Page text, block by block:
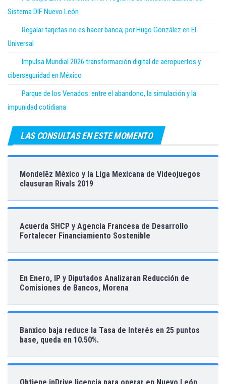
Sistema DIF Nuevo León
Regalar tarjetas no es hacer banca; por Hugo González en El
Universal
Impulsa Mundial 2026 transformación digital de aeropuertos y
ciberseguridad en México
Parque de los Venados: entre el abandono, la simulación y la
impunidad cotidiana
LAS CONSULTAS EN ESTE MOMENTO
Mondelēz México y la Liga Mexicana de Videojuegos
clausuran Rivals 2019
Acuerda SHCP y Agencia Francesa de Desarrollo
Fortalecer Financiamiento Sostenible
En Enero, IP y Diputados Analizaran Reducción de
Comisiones de Bancos, Morena
Banxico baja reduce la Tasa de Interés en 25 puntos
base, queda en 10.50%.